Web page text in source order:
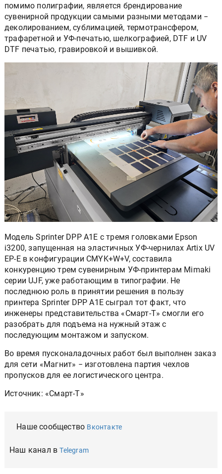
помимо полиграфии, является брендирование
сувенирной продукции самыми разными методами −
деколированием, сублимацией, термотрансфером,
трафаретной и УФ-печатью, шелкографией, DTF и UV
DTF печатью, гравировкой и вышивкой.
Модель Sprinter DPP A1E с тремя головками Epson
i3200, запущенная на эластичных УФ-чернилах Artix UV
EP-E в конфигурации CMYK+W+V, составила
конкуренцию трем сувенирным УФ-принтерам Mimaki
серии UJF, уже работающим в типографии. Не
последнюю роль в принятии решения в пользу
принтера Sprinter DPP A1E сыграл тот факт, что
инженеры представительства «Смарт-Т» смогли его
разобрать для подъема на нужный этаж с
последующим монтажом и запуском.
Во время пусконаладочных работ был выполнен заказ
для сети «Магнит» − изготовлена партия чехлов
пропусков для ее логистического центра.
Источник: «Смарт-Т»
Наше сообщество Вконтакте
Наш канал вTelegram